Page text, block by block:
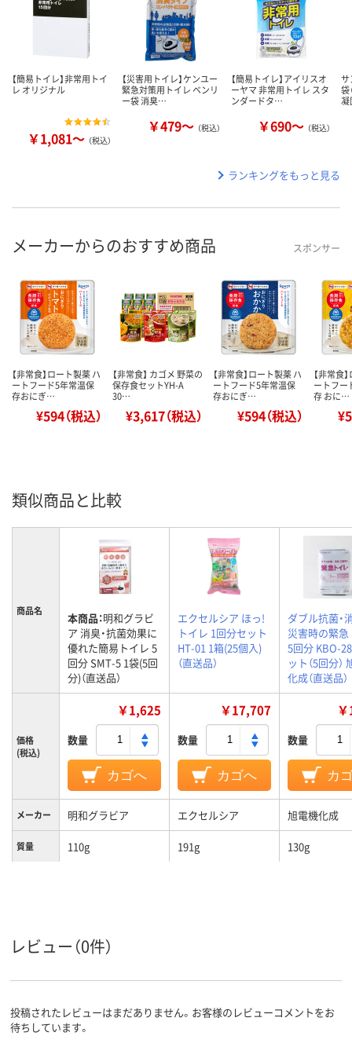
【簡易トイレ】非常用トイ
レ オリジナル
￥1,081～ （税込）
【災害用トイレ】ケンユー
緊急対策用トイレ ベンリ
ー袋 消臭…
￥479～ （税込）
【簡易トイレ】アイリスオ
ーヤマ 非常用トイレ スタ
ンダードタ…
￥690～ （税込）
袋
凝
ランキングをもっと見る
メーカーからのおすすめ商品 スポンサー
【非常食】ロート製薬 ハ
ートフード5年常温保
存おにぎ…
¥594（税込）
【非常食】 カゴメ 野菜の
保存食セットYH-A
30…
¥3,617（税込）
【非常食】ロート製薬 ハ
ートフード5年常温保
存おにぎ…
¥594（税込）
【非常食
ートフー
存 おに…
類似商品と比較
商品名 本商品：明和グラビ
ア 消臭・抗菌効果に
優れた簡易トイレ 5
回分 SMT-5 1袋(5回
分)（直送品）
エクセルシア ほっ!
トイレ 1回分セット
HT-01 1箱(25個入)
（直送品）
ダブル抗菌
災害時の緊
5回分 KBO-
ット（5回分）
化成（直送品）
価格
(税込)
￥1,625
数量
カゴへ
￥17,707
数量
カゴへ
数量
カ
メーカー 明和グラビア エクセルシア 旭電機化成
質量 110g 191g 130g
レビュー（0件）
投稿されたレビューはまだありません。お客様のレビューコメントをお
待ちしています。